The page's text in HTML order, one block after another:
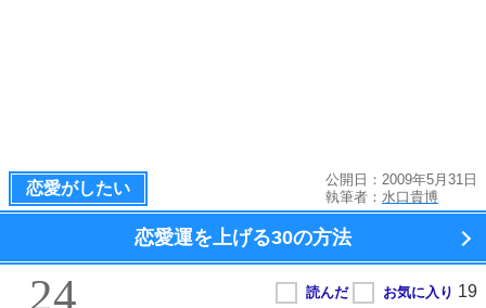
恋愛がしたい
公開日：2009年5月31日
執筆者： 水口貴博
恋愛運を上げる30の方法
24